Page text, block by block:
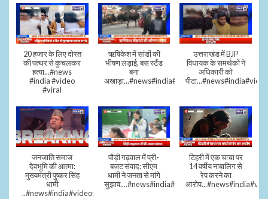
20 हजार के लिए दोस्त
की पत्थर से कुचलकर
हत्या...#news
#india #video
#viral
ऋषिकेश में सांडों की
भीषण लड़ाई, बस स्टैंड
बना
अखाड़ा...#news#india#video#viral
उत्तराखंड में BJP
विधायक के समर्थकों ने
अधिकारी को
जनजाति समाज
देवभूमि की आत्मा:
मुख्यमंत्री पुष्कर सिंह
धामी
..#news#india#video#viral
पौड़ी गढ़वाल में प्री-
बजट संवाद: सीएम
धामी ने जनता से मांगे
सुझाव....#news#india#video#viral
टिहरी में एक चाचा पर
14 वर्षीय नाबालिग से
रेप करने का